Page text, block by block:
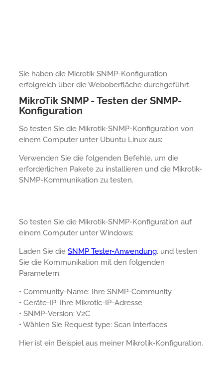
Sie haben die Microtik SNMP-Konfiguration
erfolgreich über die Weboberfläche durchgeführt.
MikroTik SNMP - Testen der SNMP-
Konfiguration
So testen Sie die Mikrotik-SNMP-Konfiguration von
einem Computer unter Ubuntu Linux aus:
Verwenden Sie die folgenden Befehle, um die
erforderlichen Pakete zu installieren und die Mikrotik-
SNMP-Kommunikation zu testen.
So testen Sie die Mikrotik-SNMP-Konfiguration auf
einem Computer unter Windows:
Laden Sie die SNMP Tester-Anwendung, und testen
Sie die Kommunikation mit den folgenden
Parametern:
• Community-Name: Ihre SNMP-Community
• Geräte-IP: Ihre Mikrotic-IP-Adresse
• SNMP-Version: V2C
• Wählen Sie Request type: Scan Interfaces
Hier ist ein Beispiel aus meiner Mikrotik-Konfiguration.